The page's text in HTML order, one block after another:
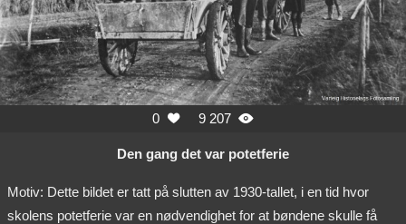
0  9 207 
Den gang det var potetferie
Motiv: Dette bildet er tatt på slutten av 1930-tallet, i en tid hvor
skolens potetferie var en nødvendighet for at bøndene skulle få